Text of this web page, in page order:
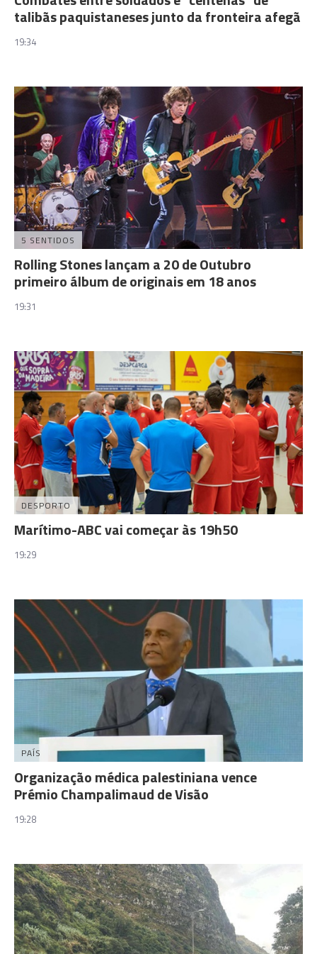
talibãs paquistaneses junto da fronteira afegã
19:34
5 SENTIDOS
Rolling Stones lançam a 20 de Outubro
primeiro álbum de originais em 18 anos
19:31
DESPORTO
Marítimo-ABC vai começar às 19h50
19:29
PAÍS
Organização médica palestiniana vence
Prémio Champalimaud de Visão
19:28